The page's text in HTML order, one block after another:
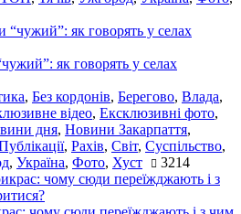
як говорять у селах
, Без кордонів, Берегово, Влада,
відео, Ексклюзивні фото,
дня, Новини Закарпаття,
, Рахів, Світ, Суспільство,
, Україна, Фото, Хуст 3214